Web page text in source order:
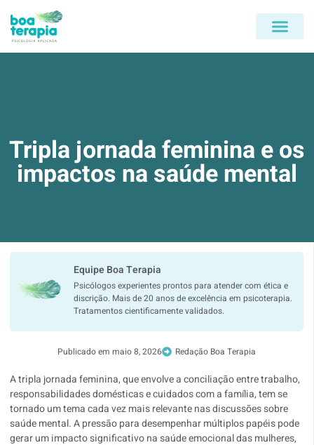
Tripla jornada feminina e os
impactos na saúde mental
Equipe Boa Terapia
Psicólogos experientes prontos para atender com ética e
discrição. Mais de 20 anos de excelência em psicoterapia.
Tratamentos cientificamente validados.
Publicado em maio 8, 2026 Redação Boa Terapia
A tripla jornada feminina, que envolve a conciliação entre trabalho,
responsabilidades domésticas e cuidados com a família, tem se
tornado um tema cada vez mais relevante nas discussões sobre
saúde mental. A pressão para desempenhar múltiplos papéis pode
gerar um impacto significativo na saúde emocional das mulheres,